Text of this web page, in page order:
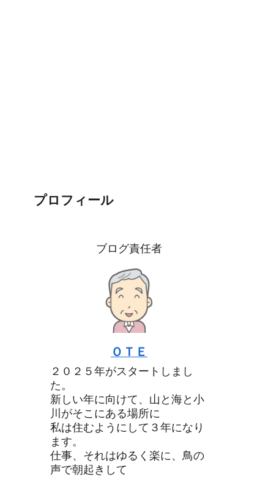
プロフィール
ブログ責任者
ＯＴＥ
２０２５年がスタートしまし
た。
新しい年に向けて、山と海と小
川がそこにある場所に
私は住むようにして３年になり
ます。
仕事、それはゆるく楽に、鳥の
声で朝起きして